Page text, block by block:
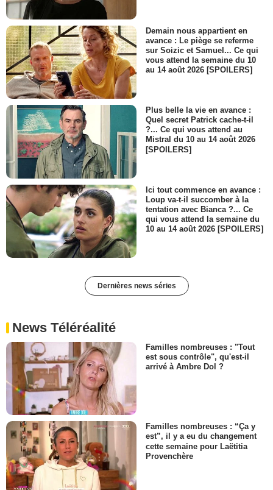
Demain nous appartient en
avance : Le piège se referme
sur Soizic et Samuel... Ce qui
vous attend la semaine du 10
au 14 août 2026 [SPOILERS]
Plus belle la vie en avance :
Quel secret Patrick cache-t-il
?... Ce qui vous attend au
Mistral du 10 au 14 août 2026
[SPOILERS]
Ici tout commence en avance :
Loup va-t-il succomber à la
tentation avec Bianca ?... Ce
qui vous attend la semaine du
10 au 14 août 2026 [SPOILERS]
Dernières news séries
News Téléréalité
Familles nombreuses : "Tout
est sous contrôle", qu'est-il
arrivé à Ambre Dol ?
Familles nombreuses : “Ça y
est”, il y a eu du changement
cette semaine pour Laëtitia
Provenchère